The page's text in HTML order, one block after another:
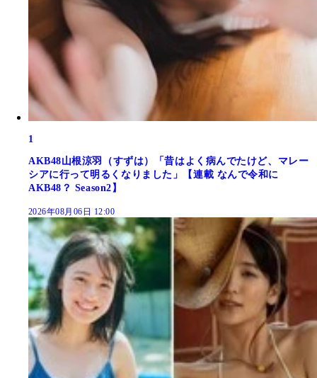
1
AKB48山根涼羽（すずは）「昔はよく病んでたけど、マレー
シアに行って明るくなりました」【連載 なんで令和に
AKB48？ Season2】
2026年08月06日 12:00